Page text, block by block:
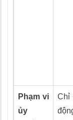
Phạm vi
ủy
Chỉ